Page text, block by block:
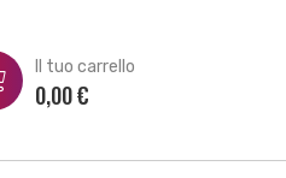
Il tuo carrello
0,00€